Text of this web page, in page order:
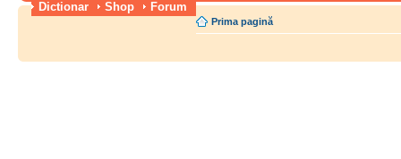
Dictionar
Shop Forum
Prima pagină